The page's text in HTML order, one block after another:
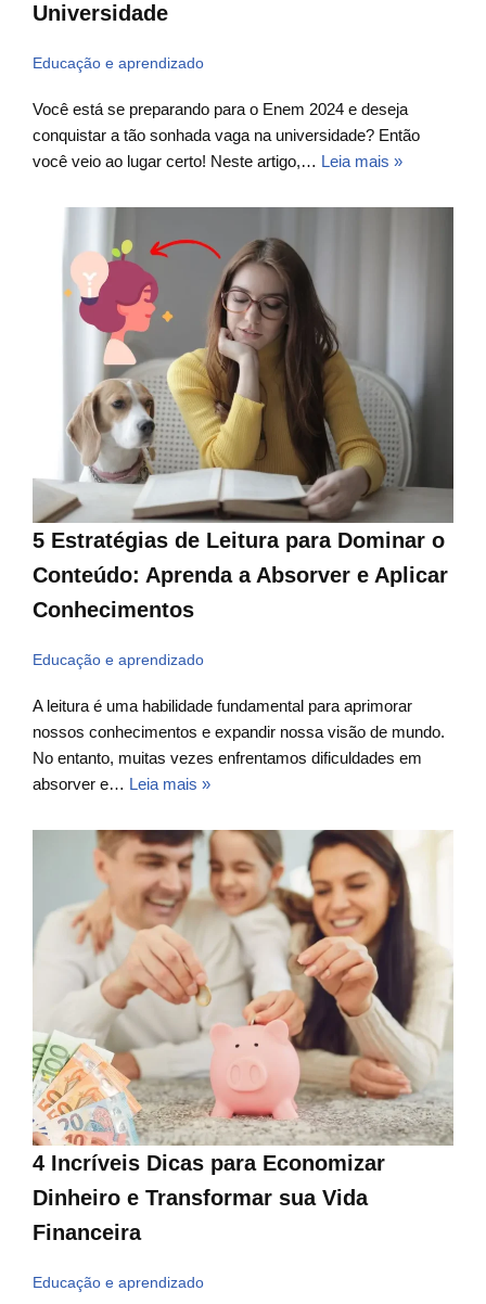
Universidade
Educação e aprendizado
Você está se preparando para o Enem 2024 e deseja
conquistar a tão sonhada vaga na universidade? Então
você veio ao lugar certo! Neste artigo,… Leia mais »
5 Estratégias de Leitura para Dominar o
Conteúdo: Aprenda a Absorver e Aplicar
Conhecimentos
Educação e aprendizado
A leitura é uma habilidade fundamental para aprimorar
nossos conhecimentos e expandir nossa visão de mundo.
No entanto, muitas vezes enfrentamos dificuldades em
absorver e… Leia mais »
4 Incríveis Dicas para Economizar
Dinheiro e Transformar sua Vida
Financeira
Educação e aprendizado